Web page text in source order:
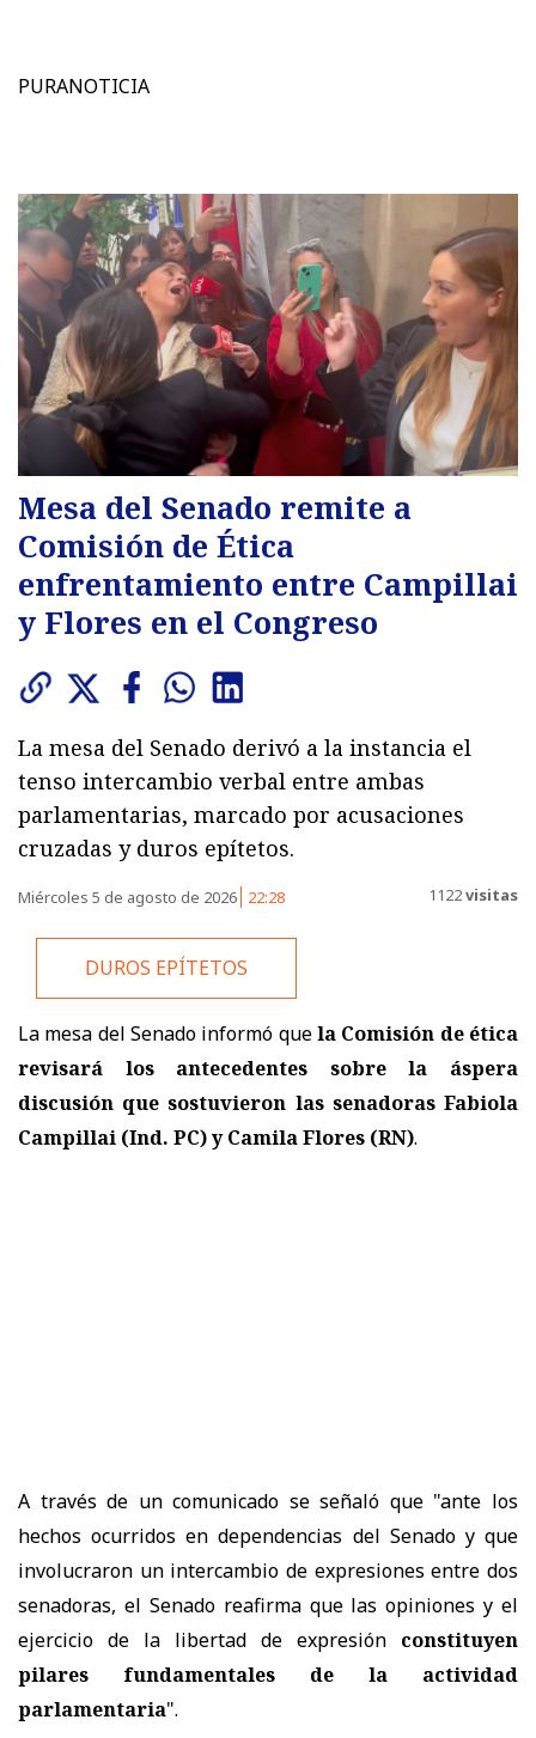
PURANOTICIA
Mesa del Senado remite a
Comisión de Ética
enfrentamiento entre Campillai
y Flores en el Congreso
La mesa del Senado derivó a la instancia el
tenso intercambio verbal entre ambas
parlamentarias, marcado por acusaciones
cruzadas y duros epítetos.
Miércoles 5 de agosto de 2026 22:28 1122visitas
DUROS EPÍTETOS
La mesa del Senado informó quela Comisión de ética
revisará los antecedentes sobre la áspera
discusión que sostuvieron las senadoras Fabiola
Campillai (Ind. PC) y Camila Flores (RN).
A través de un comunicado se señaló que "ante los
hechos ocurridos en dependencias del Senado y que
involucraron un intercambio de expresiones entre dos
senadoras, el Senado reafirma que las opiniones y el
ejercicio de la libertad de expresión constituyen
pilares fundamentales de la actividad
parlamentaria".